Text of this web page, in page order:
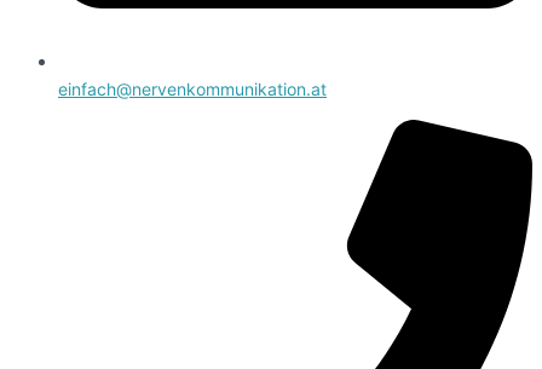
einfach@nervenkommunikation.at